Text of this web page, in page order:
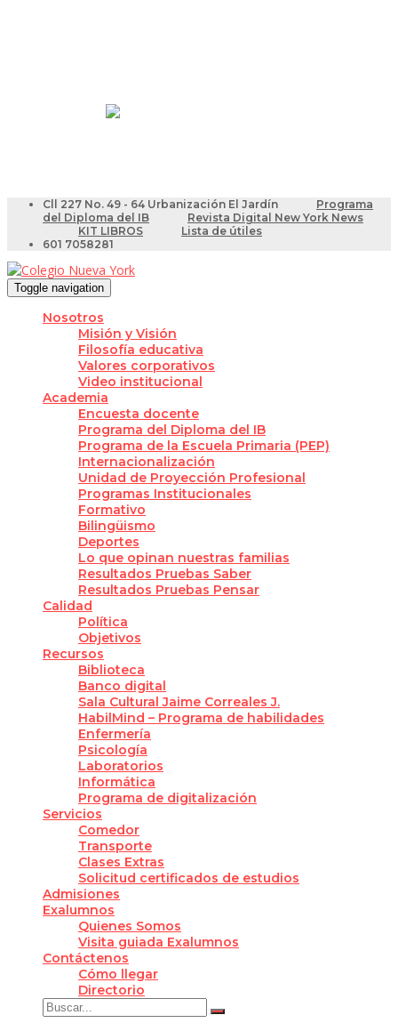
Cll 227 No. 49 - 64 Urbanización El Jardín
Programa
del Diploma del IB
Revista Digital New York News
KIT LIBROS
Lista de útiles
601 7058281
Toggle navigation
Nosotros
Misión y Visión
Filosofía educativa
Valores corporativos
Video institucional
Academia
Encuesta docente
Programa del Diploma del IB
Programa de la Escuela Primaria (PEP)
Internacionalización
Unidad de Proyección Profesional
Programas Institucionales
Formativo
Bilingüismo
Deportes
Lo que opinan nuestras familias
Resultados Pruebas Saber
Resultados Pruebas Pensar
Calidad
Política
Objetivos
Recursos
Biblioteca
Banco digital
Sala Cultural Jaime Correales J.
HabilMind – Programa de habilidades
Enfermería
Psicología
Laboratorios
Informática
Programa de digitalización
Servicios
Comedor
Transporte
Clases Extras
Solicitud certificados de estudios
Admisiones
Exalumnos
Quienes Somos
Visita guiada Exalumnos
Contáctenos
Cómo llegar
Directorio